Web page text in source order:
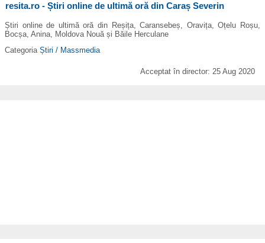
resita.ro - Știri online de ultimă oră din Caraș Severin
Știri online de ultimă oră din Reșița, Caransebeș, Oravița, Oțelu Roșu,
Bocșa, Anina, Moldova Nouă și Băile Herculane
Categoria Știri / Massmedia
Acceptat în director: 25 Aug 2020